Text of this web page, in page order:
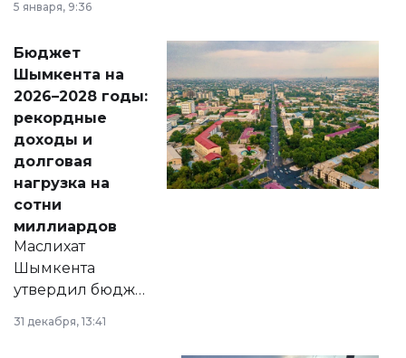
принести
народу
Венесуэлы.
5 января, 9:36
Бюджет
Шымкента на
2026–2028 годы:
рекордные
доходы и
долговая
нагрузка на
сотни
миллиардов
Маслихат
Шымкента
утвердил бюджет
города на 2026–
2028 годы.
31 декабря, 13:41